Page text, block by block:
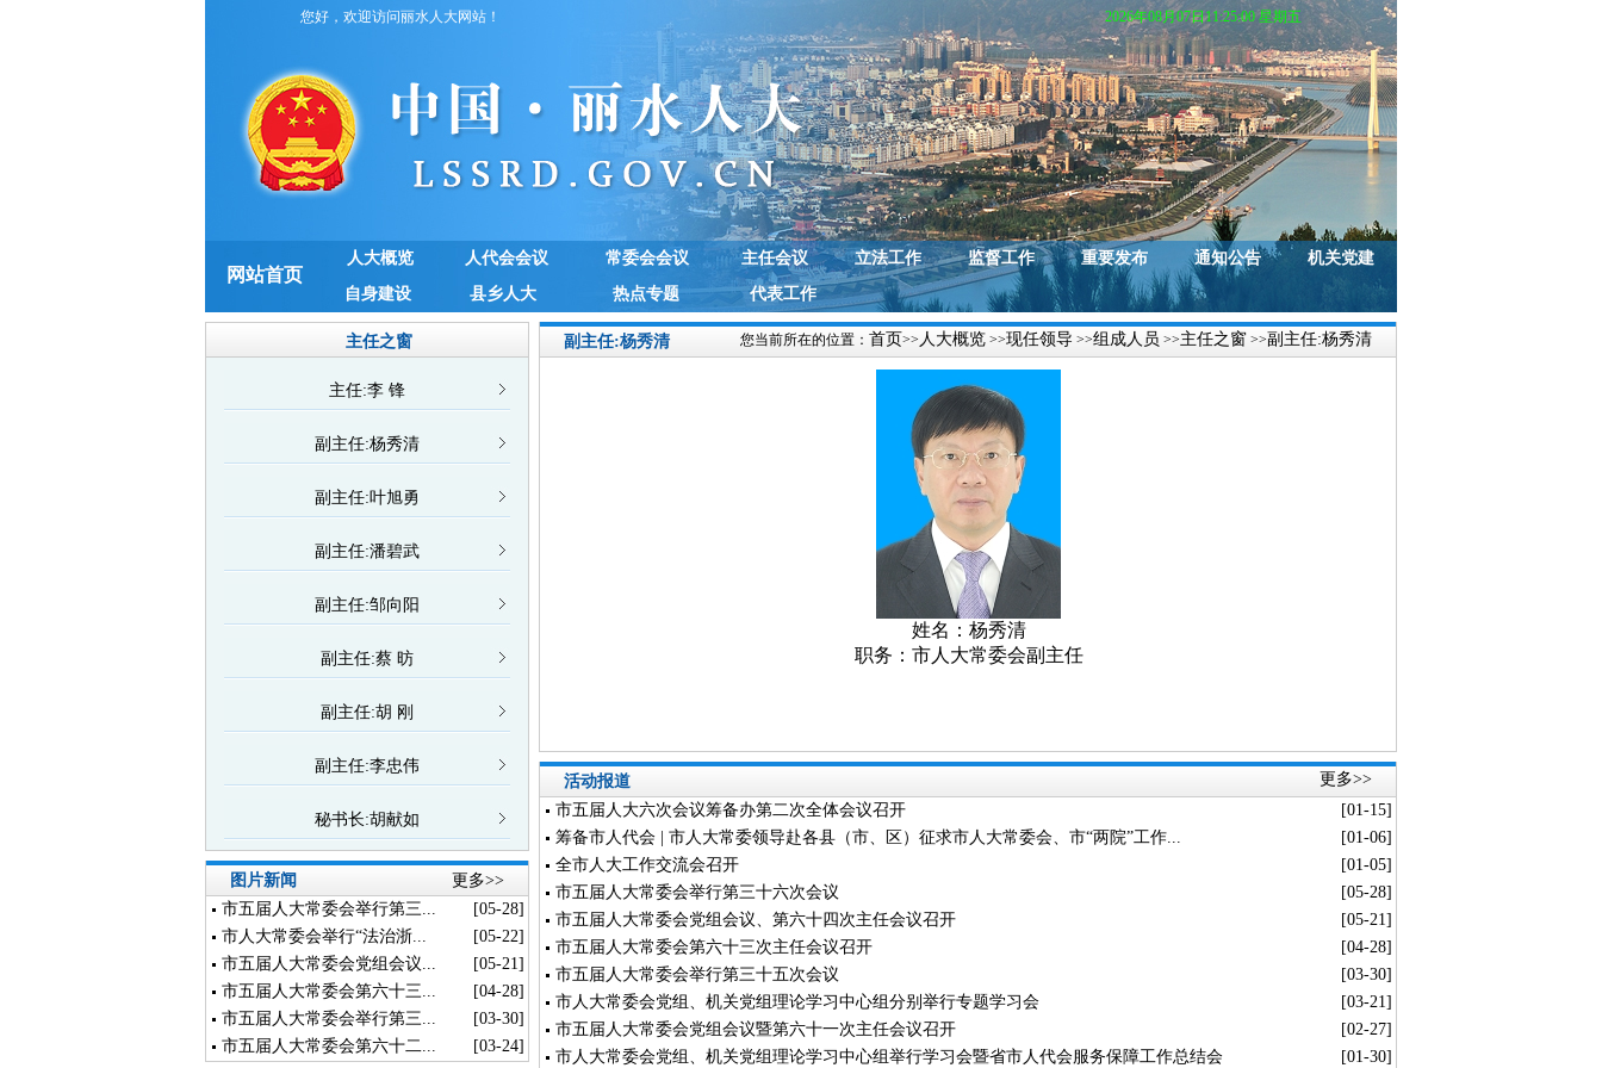
您好，欢迎访问丽水人大网站！ 2026年08月07日11:25:00 星期五
网站首页
人大概览 人代会会议 常委会会议 主任会议 立法工作 监督工作 重要发布 通知公告
机关党建
自身建设
县乡人大 热点专题 代表工作
主任之窗
主任:李 锋
副主任:杨秀清
副主任:叶旭勇
副主任:潘碧武
副主任:邹向阳
副主任:蔡 昉
副主任:胡 刚
副主任:李忠伟
秘书长:胡献如
图片新闻
更多>>
市五届人大常委会举行第三...
[05-28]
市人大常委会举行“法治浙...
[05-22]
市五届人大常委会党组会议...
[05-21]
市五届人大常委会第六十三...
[04-28]
市五届人大常委会举行第三...
[03-30]
市五届人大常委会第六十二...
[03-24]
副主任:杨秀清 您当前所在的位置： 首页>> 人大概览 >>现任领导 >>组成人员 >>主任之窗 >>副主任:杨秀清
活动报道
更多>>
市五届人大六次会议筹备办第二次全体会议召开
[01-15]
筹备市人代会 | 市人大常委领导赴各县（市、区）征求市人大常委会、市“两院”工作...
[01-06]
全市人大工作交流会召开
[01-05]
市五届人大常委会举行第三十六次会议
[05-28]
市五届人大常委会党组会议、第六十四次主任会议召开
[05-21]
市五届人大常委会第六十三次主任会议召开
[04-28]
市五届人大常委会举行第三十五次会议
[03-30]
市人大常委会党组、机关党组理论学习中心组分别举行专题学习会
[03-21]
市五届人大常委会党组会议暨第六十一次主任会议召开
[02-27]
市人大常委会党组、机关党组理论学习中心组举行学习会暨省市人代会服务保障工作总结会
[01-30]